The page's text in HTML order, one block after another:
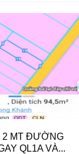
2 MT ĐƯỜNG
QL1A VÀ...